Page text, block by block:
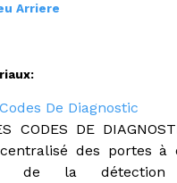
Arriere
De Diagnostic
CODES DE
des portes à
de la détection